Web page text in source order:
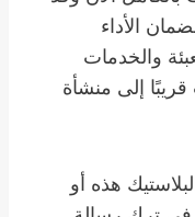
الأداء
والخدمات
إلى منشأة
هذه أو